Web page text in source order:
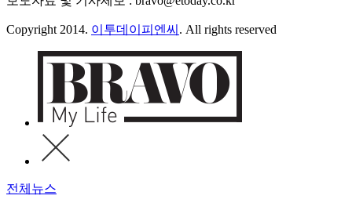
Copyright 2014. 이투데이피엔씨 . All rights reserved
전체뉴스